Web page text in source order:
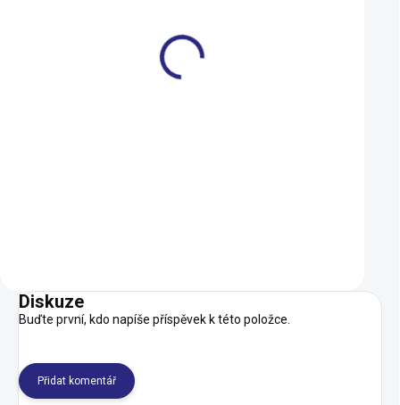
S-M (52-57 cm)
Diskuze
Buďte první, kdo napíše příspěvek k této položce.
Přidat komentář